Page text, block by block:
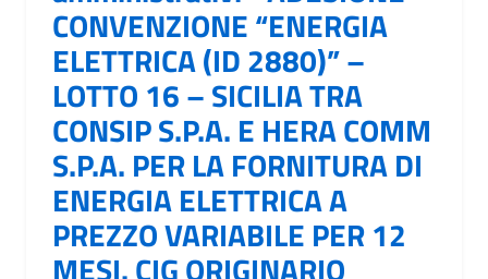
CONVENZIONE “ENERGIA
ELETTRICA (ID 2880)” –
LOTTO 16 – SICILIA TRA
CONSIP S.P.A. E HERA COMM
S.P.A. PER LA FORNITURA DI
ENERGIA ELETTRICA A
PREZZO VARIABILE PER 12
MESI. CIG ORIGINARIO